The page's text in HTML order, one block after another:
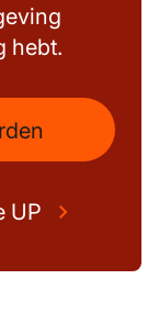
hebt.
UP